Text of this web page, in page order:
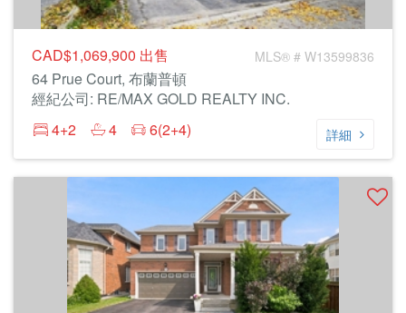
CAD$1,069,900 出售 MLS® # W13599836
64 Prue Court, 布蘭普頓
經紀公司: RE/MAX GOLD REALTY INC.
4+2
4 6(2+4) 詳細